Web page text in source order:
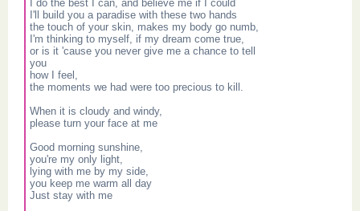
I do the best I can, and believe me if I could
I'll build you a paradise with these two hands
the touch of your skin, makes my body go numb,
I'm thinking to myself, if my dream come true,
or is it 'cause you never give me a chance to tell
you
how I feel,
the moments we had were too precious to kill.
When it is cloudy and windy,
please turn your face at me
Good morning sunshine,
you're my only light,
lying with me by my side,
you keep me warm all day
Just stay with me